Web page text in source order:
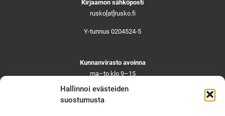
Hallinnoi evästeiden
suostumusta
Kirjaamon sähköposti
rusko[at]rusko.fi
Y-tunnus 0204524-5
Kunnanvirasto avoinna
ma–to klo 9–15
pe ja aattoina klo 9–14
Suljettuna ma–pe klo 11–12